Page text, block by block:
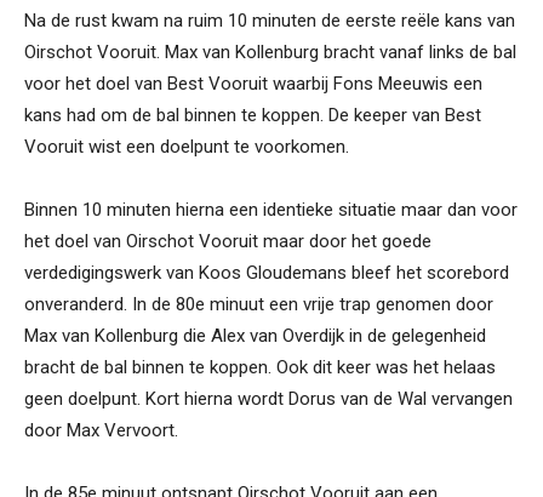
Na de rust kwam na ruim 10 minuten de eerste reële kans van
Oirschot Vooruit. Max van Kollenburg bracht vanaf links de bal
voor het doel van Best Vooruit waarbij Fons Meeuwis een
kans had om de bal binnen te koppen. De keeper van Best
Vooruit wist een doelpunt te voorkomen.
Binnen 10 minuten hierna een identieke situatie maar dan voor
het doel van Oirschot Vooruit maar door het goede
verdedigingswerk van Koos Gloudemans bleef het scorebord
onveranderd. In de 80e minuut een vrije trap genomen door
Max van Kollenburg die Alex van Overdijk in de gelegenheid
bracht de bal binnen te koppen. Ook dit keer was het helaas
geen doelpunt. Kort hierna wordt Dorus van de Wal vervangen
door Max Vervoort.